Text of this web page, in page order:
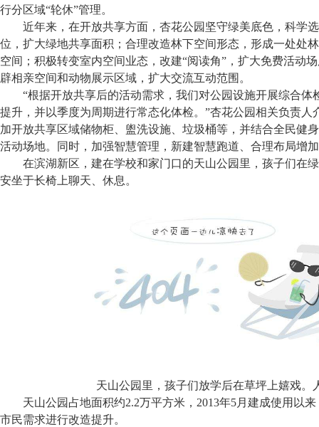
行分区域“轮休”管理。
近年来，在开放共享方面，杏花公园坚守绿美底色，科学
位，扩大绿地共享面积；合理改造林下空间形态，形成一处处
空间；积极转变室内空间业态，改建“阅读角”，扩大免费活动
辟相亲空间和动物展示区域，扩大交流互动范围。
“根据开放共享后的活动需求，我们对公园设施开展综合体
提升，并以季度为周期进行常态化体检。”杏花公园相关负责人
加开放共享区域储物柜、盥洗设施、垃圾桶等，并结合全民健
活动场地。同时，加强智慧管理，新建智慧跑道、合理布局增
在滨湖新区，建在学校和家门口的天山公园里，孩子们在
安坐于长椅上聊天、休息。
天山公园里，孩子们放学后在草坪上嬉戏。
天山公园占地面积约2.2万平方米，2013年5月建成使用以
市民需求进行改造提升。